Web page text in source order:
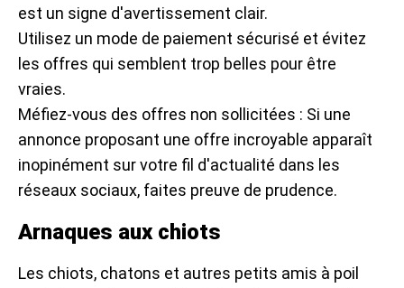
est un signe d'avertissement clair.
Utilisez un mode de paiement sécurisé et évitez
les offres qui semblent trop belles pour être
vraies.
Méfiez-vous des offres non sollicitées : Si une
annonce proposant une offre incroyable apparaît
inopinément sur votre fil d'actualité dans les
réseaux sociaux, faites preuve de prudence.
Arnaques aux chiots
Les chiots, chatons et autres petits amis à poil